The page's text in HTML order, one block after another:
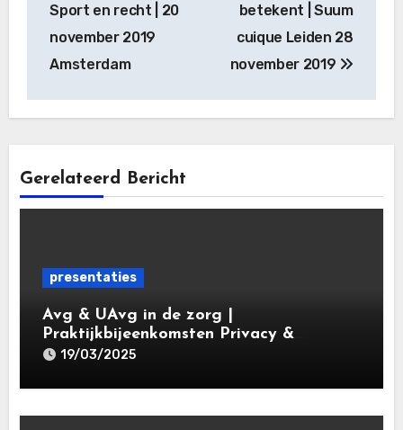
Sport en recht | 20
november 2019
Amsterdam
betekent | Suum
cuique Leiden 28
november 2019
Gerelateerd Bericht
presentaties
Avg & UAvg in de zorg |
Praktijkbijeenkomsten Privacy &
Gegevensbescherming in de Zorg 2025 |
19/03/2025